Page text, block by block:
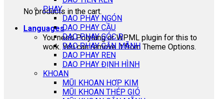
No products in the cart.
Languages
You need Polylang or WPML plugin for this to
work. You can remove it from Theme Options.
PHAY
DAO PHAY NGÓN
DAO PHAY CẦU
DAO PHAY GÓC R
DAO PHAY GẮN MÃNH
DAO PHAY REN
DAO PHAY ĐỊNH HÌNH
KHOAN
MŨI KHOAN HỢP KIM
MŨI KHOAN THÉP GIÓ